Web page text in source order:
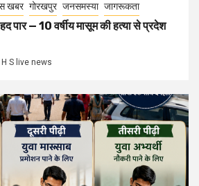
खबर गोरखपुर जनसमस्या जागरूकता
पार — 10 वर्षीय मासूम की हत्या से प्रदेश
H S live news